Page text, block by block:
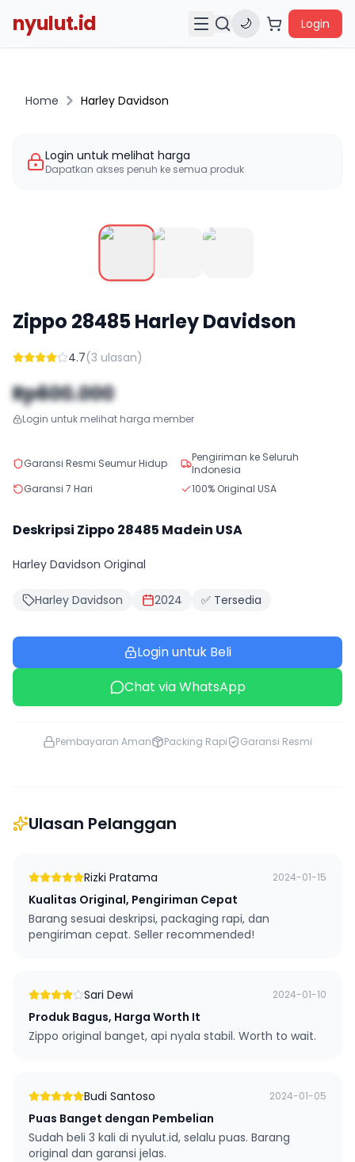
nyulut.id 🌙 Login
Home Harley Davidson
Login untuk melihat harga
Dapatkan akses penuh ke semua produk
Zippo 28485Harley Davidson
4.7(3 ulasan)
Rp600.000
Login untuk melihat harga member
Garansi Resmi Seumur Hidup
Pengiriman ke Seluruh
Indonesia
Garansi 7 Hari
100% Original USA
Deskripsi Zippo 28485 Madein USA
Harley Davidson Original
Harley Davidson 2024 ✅ Tersedia
Login untuk Beli
Chat via WhatsApp
Pembayaran Aman Packing Rapi Garansi Resmi
Ulasan Pelanggan
Rizki Pratama 2024-01-15
Kualitas Original, Pengiriman Cepat
Barang sesuai deskripsi, packaging rapi, dan
pengiriman cepat. Seller recommended!
Sari Dewi 2024-01-10
Produk Bagus, Harga Worth It
Zippo original banget, api nyala stabil. Worth to wait.
Budi Santoso 2024-01-05
Puas Banget dengan Pembelian
Sudah beli 3 kali di nyulut.id, selalu puas. Barang
original dan garansi jelas.